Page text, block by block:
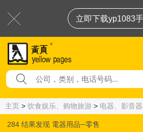
立即下载yp1083
主页 > 饮食娱乐、购物旅游 > 电器、影音
284 结果发现 電器用品─零售